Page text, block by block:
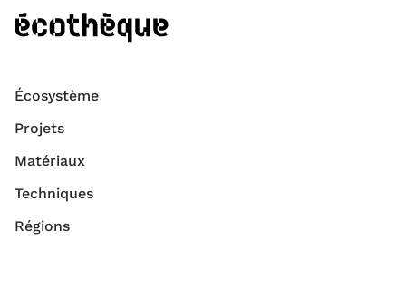
Écosystème
Projets
Matériaux
Techniques
Régions